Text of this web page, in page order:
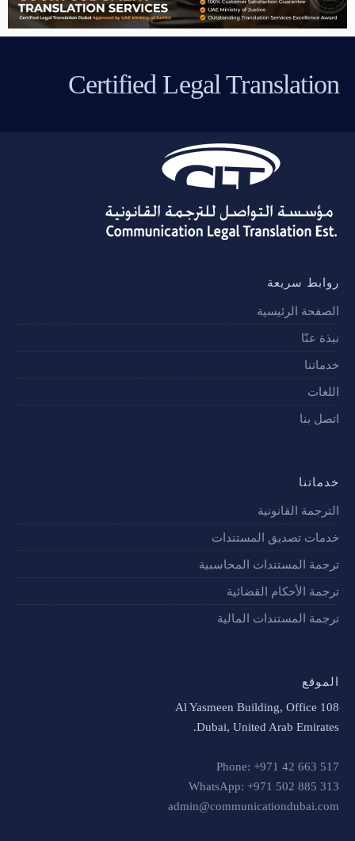
Certified Legal Translation
روابط سريعة
الصفحة الرئيسية
نبذة عنّا
خدماتنا
اللغات
اتصل بنا
خدماتنا
الترجمة القانونية
خدمات تصديق المستندات
ترجمة المستندات المحاسبية
ترجمة الأحكام القضائية
ترجمة المستندات المالية
الموقع
Al Yasmeen Building, Office 108
Dubai, United Arab Emirates.
Phone: +971 42 663 517
WhatsApp: +971 502 885 313
admin@communicationdubai.com